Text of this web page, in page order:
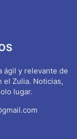
ágil y relevante de
el Zulia. Noticias,
lugar.